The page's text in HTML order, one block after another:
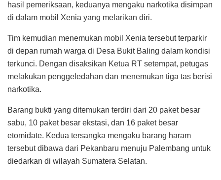
hasil pemeriksaan, keduanya mengaku narkotika disimpan
di dalam mobil Xenia yang melarikan diri.
Tim kemudian menemukan mobil Xenia tersebut terparkir
di depan rumah warga di Desa Bukit Baling dalam kondisi
terkunci. Dengan disaksikan Ketua RT setempat, petugas
melakukan penggeledahan dan menemukan tiga tas berisi
narkotika.
Barang bukti yang ditemukan terdiri dari 20 paket besar
sabu, 10 paket besar ekstasi, dan 16 paket besar
etomidate. Kedua tersangka mengaku barang haram
tersebut dibawa dari Pekanbaru menuju Palembang untuk
diedarkan di wilayah Sumatera Selatan.